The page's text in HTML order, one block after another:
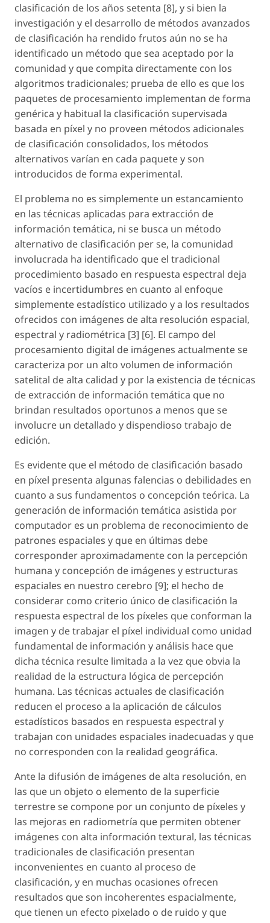
clasificación de los años setenta [8], y si bien la
investigación y el desarrollo de métodos avanzados
de clasificación ha rendido frutos aún no se ha
identificado un método que sea aceptado por la
comunidad y que compita directamente con los
algoritmos tradicionales; prueba de ello es que los
paquetes de procesamiento implementan de forma
genérica y habitual la clasificación supervisada
basada en píxel y no proveen métodos adicionales
de clasificación consolidados, los métodos
alternativos varían en cada paquete y son
introducidos de forma experimental.
El problema no es simplemente un estancamiento
en las técnicas aplicadas para extracción de
información temática, ni se busca un método
alternativo de clasificación per se, la comunidad
involucrada ha identificado que el tradicional
procedimiento basado en respuesta espectral deja
vacíos e incertidumbres en cuanto al enfoque
simplemente estadístico utilizado y a los resultados
ofrecidos con imágenes de alta resolución espacial,
espectral y radiométrica [3] [6]. El campo del
procesamiento digital de imágenes actualmente se
caracteriza por un alto volumen de información
satelital de alta calidad y por la existencia de técnicas
de extracción de información temática que no
brindan resultados oportunos a menos que se
involucre un detallado y dispendioso trabajo de
edición.
Es evidente que el método de clasificación basado
en píxel presenta algunas falencias o debilidades en
cuanto a sus fundamentos o concepción teórica. La
generación de información temática asistida por
computador es un problema de reconocimiento de
patrones espaciales y que en últimas debe
corresponder aproximadamente con la percepción
humana y concepción de imágenes y estructuras
espaciales en nuestro cerebro [9]; el hecho de
considerar como criterio único de clasificación la
respuesta espectral de los píxeles que conforman la
imagen y de trabajar el píxel individual como unidad
fundamental de información y análisis hace que
dicha técnica resulte limitada a la vez que obvia la
realidad de la estructura lógica de percepción
humana. Las técnicas actuales de clasificación
reducen el proceso a la aplicación de cálculos
estadísticos basados en respuesta espectral y
trabajan con unidades espaciales inadecuadas y que
no corresponden con la realidad geográfica.
Ante la difusión de imágenes de alta resolución, en
las que un objeto o elemento de la superficie
terrestre se compone por un conjunto de píxeles y
las mejoras en radiometría que permiten obtener
imágenes con alta información textural, las técnicas
tradicionales de clasificación presentan
inconvenientes en cuanto al proceso de
clasificación, y en muchas ocasiones ofrecen
resultados que son incoherentes espacialmente,
que tienen un efecto pixelado o de ruido y que